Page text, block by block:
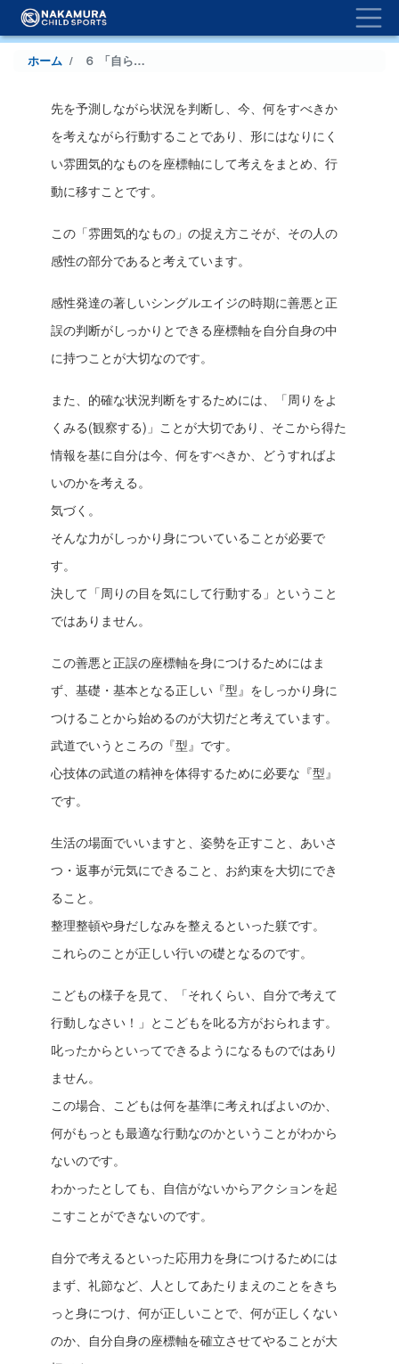
ン
パホーム ６ 「自ら考えて行動する」ということ
先を予測しながら状況を判断し、今、何をすべきか
を考えながら行動することであり、形にはなりにく
い雰囲気的なものを座標軸にして考えをまとめ、行
動に移すことです。
この「雰囲気的なもの」の捉え方こそが、その人の
感性の部分であると考えています。
感性発達の著しいシングルエイジの時期に善悪と正
誤の判断がしっかりとできる座標軸を自分自身の中
に持つことが大切なのです。
また、的確な状況判断をするためには、「周りをよ
くみる(観察する)」ことが大切であり、そこから得た
情報を基に自分は今、何をすべきか、どうすればよ
いのかを考える。
気づく。
そんな力がしっかり身についていることが必要で
す。
決して「周りの目を気にして行動する」ということ
ではありません。
この善悪と正誤の座標軸を身につけるためにはま
ず、基礎・基本となる正しい『型』をしっかり身に
つけることから始めるのが大切だと考えています。
武道でいうところの『型』です。
心技体の武道の精神を体得するために必要な『型』
です。
生活の場面でいいますと、姿勢を正すこと、あいさ
つ・返事が元気にできること、お約束を大切にでき
ること。
整理整頓や身だしなみを整えるといった躾です。
これらのことが正しい行いの礎となるのです。
こどもの様子を見て、「それくらい、自分で考えて
行動しなさい！」とこどもを叱る方がおられます。
叱ったからといってできるようになるものではあり
ません。
この場合、こどもは何を基準に考えればよいのか、
何がもっとも最適な行動なのかということがわから
ないのです。
わかったとしても、自信がないからアクションを起
こすことができないのです。
自分で考えるといった応用力を身につけるためには
まず、礼節など、人としてあたりまえのことをきち
っと身につけ、何が正しいことで、何が正しくない
のか、自分自身の座標軸を確立させてやることが大